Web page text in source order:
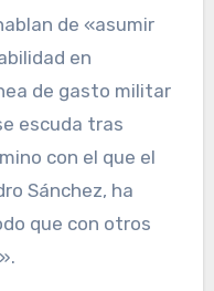
de «asumir
en
de gasto militar
escuda tras
con el que el
Sánchez, ha
que con otros